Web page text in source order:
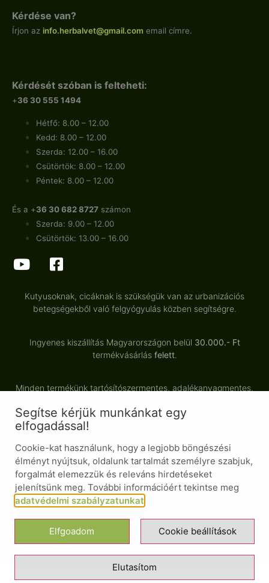
Kérdése van?
Írjon az info.herbalvet@gmail.com email címre.
Kérdését szóban is felteheti:
+36 30 555 1494
Hétfő: 8.00 – 12.00
Kedd: 8.00 – 12.00
Szerda: 12.00 – 16.00
Csütörtök: 8.00 – 12.00
Péntek: 8.00 – 12.00
És a +36 30 682 8727 számon
Szerda: 9.00 – 12.00
Csütörtök: 13.00 – 16.00
Kutyusoknak, cicáknak is szükségük van az urbanizációs
betegségekből való felgyógyulás közben segítségre.
Ingyenes kiszállítás Magyarországon belül 30.000.- Ft
termékvásárlás felett.
Minden termékünk tartósítószermentes, adalékanyagmentes,
© Minden jog fenntartva
Általános Szerződési Feltételek
Adatvédelmi nyilatkozat
Süti nyilatkozat
Elállás a szerződéstől
Design ❤ by GESign
Segítse kérjük munkánkat egy
elfogadással!
Cookie-kat használunk, hogy a legjobb böngészési
élményt nyújtsuk, oldalunk tartalmát személyre szabjuk,
forgalmát elemezzük és releváns hirdetéseket
jelenítsünk meg. További információért tekintse meg
adatvédelmi szabályzatunkat
Elfgoadom Cookie beállítások
Elutasítom